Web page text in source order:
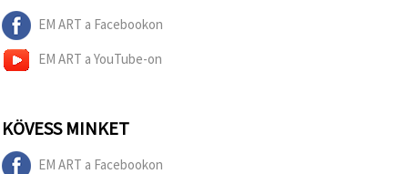
EM ART a Facebookon
EM ART a YouTube-on
KÖVESS MINKET
EM ART a Facebookon